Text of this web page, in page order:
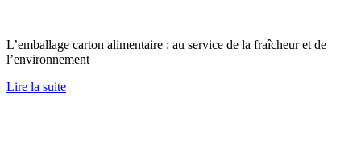
L’emballage carton alimentaire : au service de la fraîcheur et de
l’environnement
Lire la suite